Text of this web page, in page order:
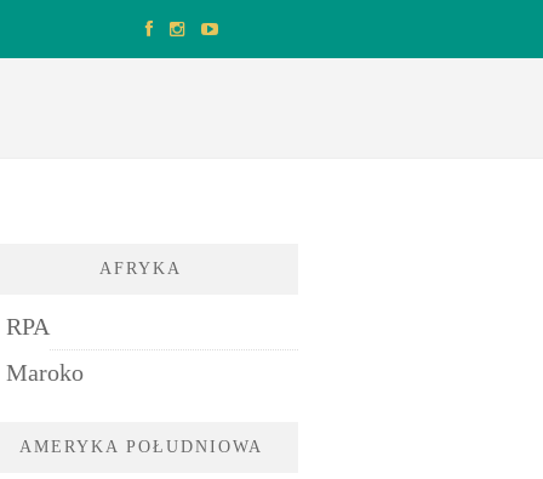
AFRYKA
RPA
Maroko
AMERYKA POŁUDNIOWA